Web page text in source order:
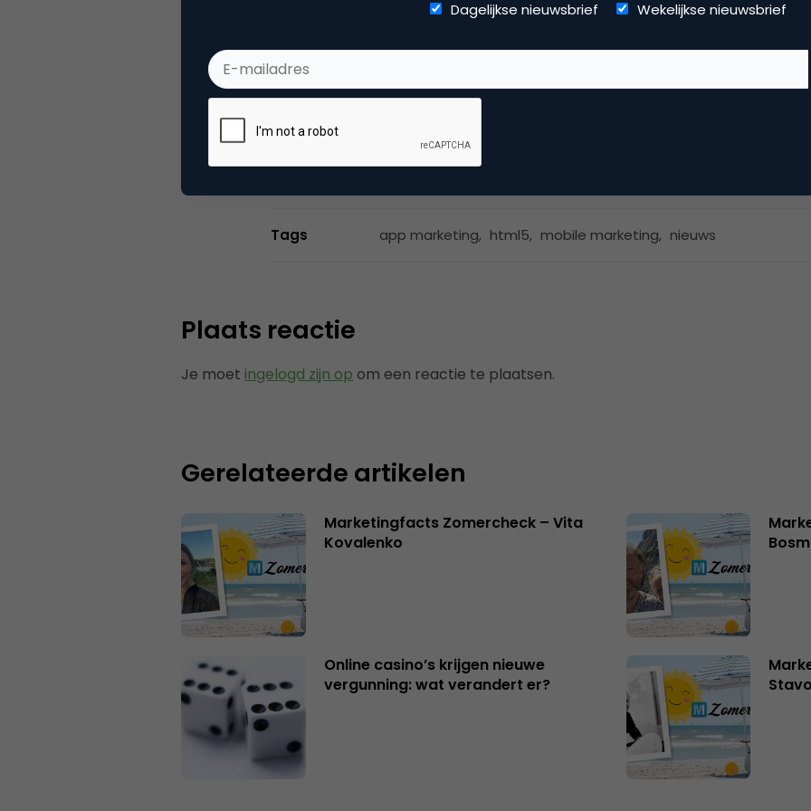
Internetbureau bijmangrove.com
Artikelen geschreven door internetbureau Mangrove (nu: We Are You).
voor de realisatie van de huidige Marketingfacts website (2012).
Tags app marketing, html5, mobile marketing, nieuws
Plaats reactie
Je moet ingelogd zijn op om een reactie te plaatsen.
Gerelateerde artikelen
Marketingfacts Zomercheck – Vita
Kovalenko
Online casino’s krijgen nieuwe
vergunning: wat verandert er?
Dagelijkse nieuwsbrief Wekelijkse nieuwsbrief